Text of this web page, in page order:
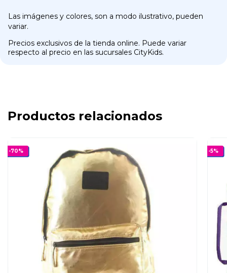
Las imágenes y colores, son a modo ilustrativo, pueden
variar.
Precios exclusivos de la tienda online. Puede variar
respecto al precio en las sucursales CityKids.
Productos relacionados
-70% -5%